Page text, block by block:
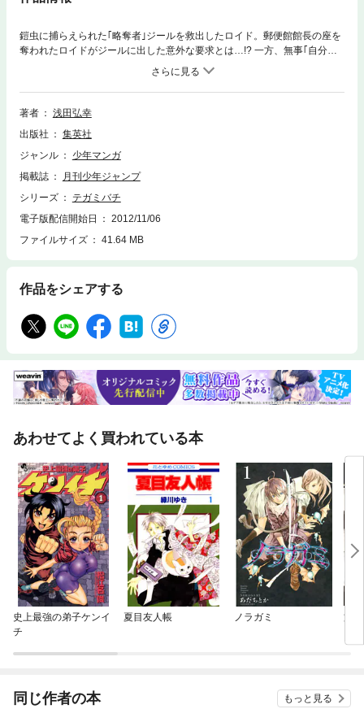
鎧虫に捕らえられた｢略奪者｣ジールを救出したロイド。郵便館館長の座を
奪われたロイドがジールに出した意外な要求とは…!? 一方、無事｢自分の
記憶｣を取り戻し平穏な日々を過ごすゴーシュの前にロダの姿が…。
著者
浅田弘幸
出版社
集英社
ジャンル
少年マンガ
掲載誌
月刊少年ジャンプ
シリーズ
テガミバチ
電子版配信開始日
2012/11/06
ファイルサイズ
41.64 MB
作品をシェアする
あわせてよく買われている本
史上最強の弟子ケンイ
チ
夏目友人帳 ノラガミ 文
同じ作者の本 もっと見る